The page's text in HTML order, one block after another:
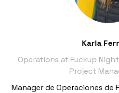
Karla
Operations at Fuckup
Project
Manager de Operaciones de